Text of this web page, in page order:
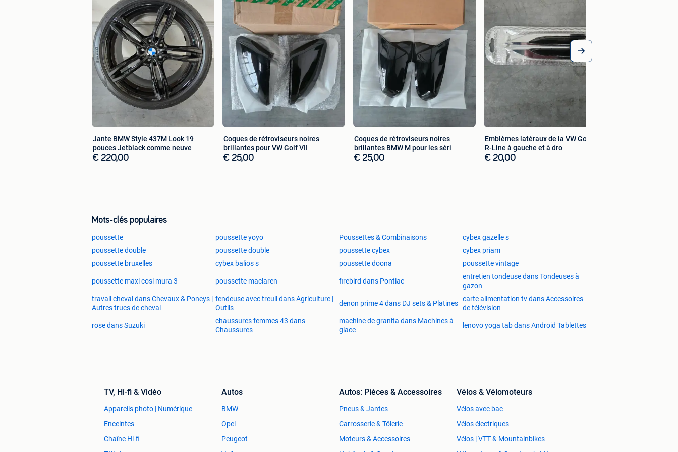
Jante BMW Style 437M Look 19
pouces Jetblack comme neuve
€ 220,00
Coques de rétroviseurs noires
brillantes pour VW Golf VII
€ 25,00
Coques de rétroviseurs noires
brillantes BMW M pour les séri
€ 25,00
Emblèmes latéraux de la VW Golf VII
R-Line à gauche et à dro
€ 20,00
Mots-clés populaires
poussette poussette yoyo Poussettes & Combinaisons
cybex gazelle s
poussette double
poussette double poussette cybex
cybex priam
poussette bruxelles
cybex balios s poussette doona poussette vintage
poussette maxi cosi mura 3 poussette maclaren firebird dans Pontiac
entretien tondeuse dans Tondeuses à
gazon
travail cheval dans Chevaux & Poneys |
Autres trucs de cheval
fendeuse avec treuil dans Agriculture |
Outils
denon prime 4 dans DJ sets & Platines
carte alimentation tv dans Accessoires
de télévision
rose dans Suzuki
chaussures femmes 43 dans
Chaussures
machine de granita dans Machines à
glace
lenovo yoga tab dans Android Tablettes
TV, Hi-fi & Vidéo
Appareils photo | Numérique
Enceintes
Chaîne Hi-fi
Autos
BMW
Opel
Peugeot
Autos: Pièces & Accessoires
Pneus & Jantes
Carrosserie & Tôlerie
Moteurs & Accessoires
Vélos & Vélomoteurs
Vélos avec bac
Vélos électriques
Vélos | VTT & Mountainbikes